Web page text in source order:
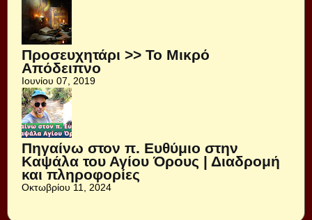
Προσευχητάρι >> Το Μικρό
Απόδειπνο
Ιουνίου 07, 2019
Πηγαίνω στον π. Ευθύμιο στην
Καψάλα του Αγίου Όρους | Διαδρομή
και πληροφορίες
Οκτωβρίου 11, 2024